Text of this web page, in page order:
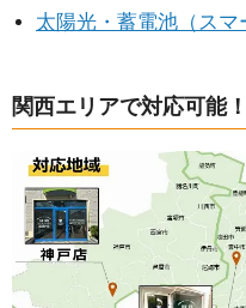
太陽光・蓄電池（スマ
関西エリアで対応可能！